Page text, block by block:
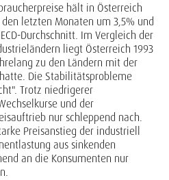
hält in Österreich
letzten Monaten um 3,5% und
Durchschnitt. Im Vergleich der
liegt Österreich 1993
zu den Ländern mit der
Die Stabilitätsprobleme
Trotz niedrigerer
und der
nur schleppend nach.
Preisanstieg der industriell
aus sinkenden
an die Konsumenten nur